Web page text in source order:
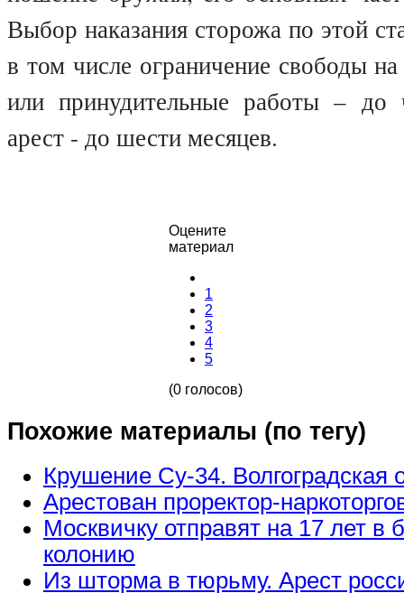
Выбор наказания сторожа по этой
в том числе ограничение свободы
или принудительные работы – до
арест - до шести месяцев.
Оцените
материал
1
2
3
4
5
(0 голосов)
Похожие материалы (по тегу)
Крушение Су-34. Волгоградская
Арестован проректор-
Москвичку отправят на 17 лет в
колонию
Из шторма в тюрьму. Арест